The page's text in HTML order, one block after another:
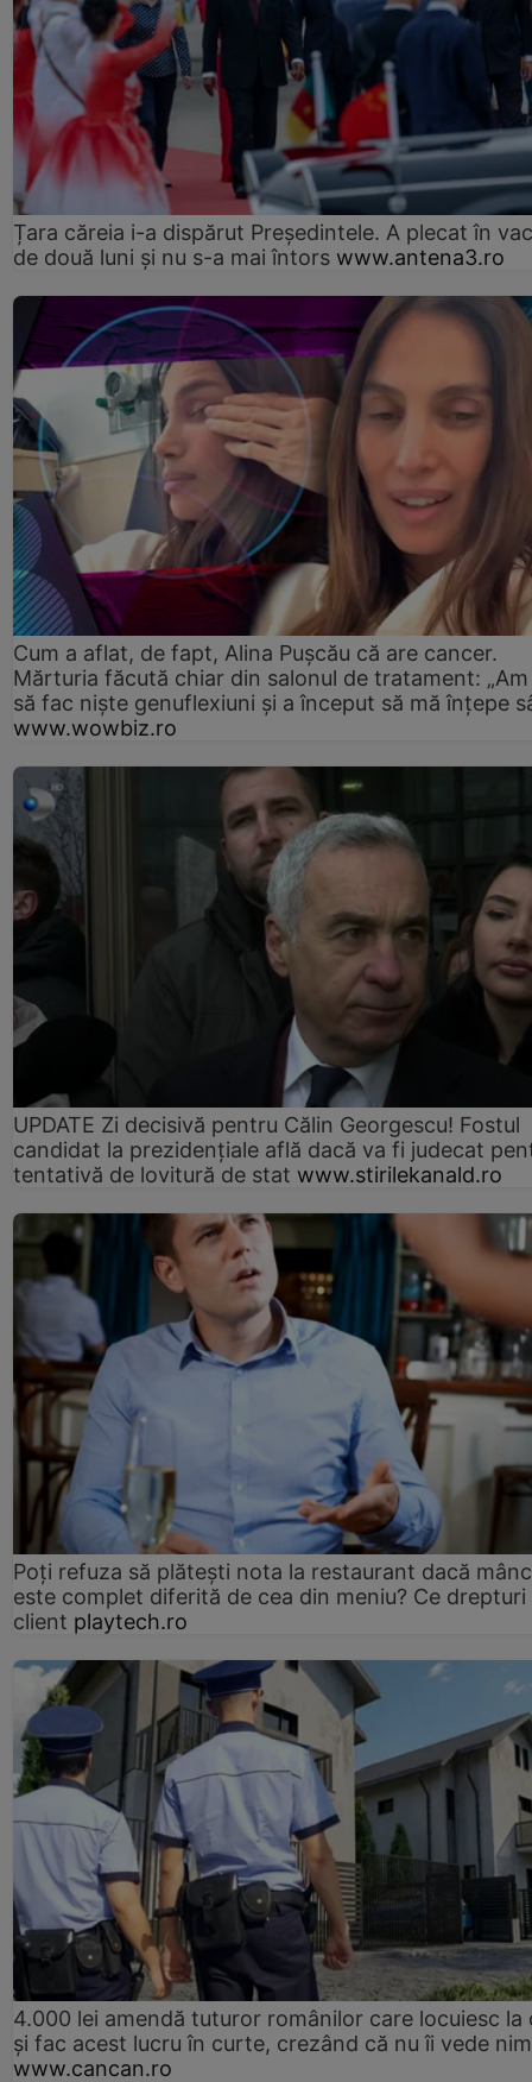
Țara căreia i-a dispărut Președintele. A plecat în
de două luni și nu s-a mai întors www.antena3.ro
Cum a aflat, de fapt, Alina Pușcău că are cancer.
Mărturia făcută chiar din salonul de tratament:
să fac niște genuflexiuni și a început să mă înțepe
www.wowbiz.ro
UPDATE Zi decisivă pentru Călin Georgescu! Fostul
candidat la prezidențiale află dacă va fi judecat
tentativă de lovitură de stat www.stirilekanald.ro
Poți refuza să plătești nota la restaurant dacă
este complet diferită de cea din meniu? Ce drepturi
client playtech.ro
4.000 lei amendă tuturor românilor care locuiesc la
și fac acest lucru în curte, crezând că nu îi vede
www.cancan.ro